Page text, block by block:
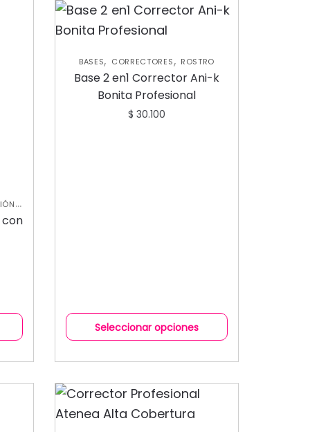
,
BASES, CORRECTORES, ROSTRO
Base 2 en1 Corrector Ani-k
Bonita Profesional
$ 30.100
Seleccionar opciones